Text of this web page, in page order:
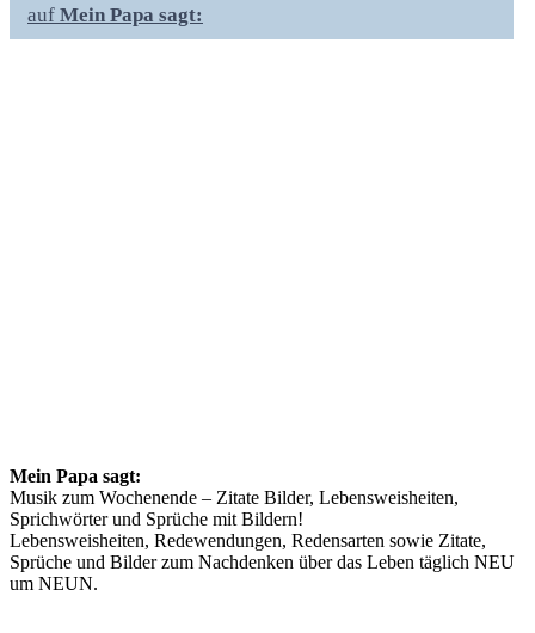
auf Mein Papa sagt:
Mein Papa sagt:
Musik zum Wochenende – Zitate Bilder, Lebensweisheiten,
Sprichwörter und Sprüche mit Bildern!
Lebensweisheiten, Redewendungen, Redensarten sowie Zitate,
Sprüche und Bilder zum Nachdenken über das Leben täglich NEU
um NEUN.